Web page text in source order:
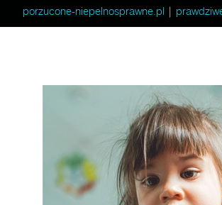
porzucone-niepelnosprawne.pl |